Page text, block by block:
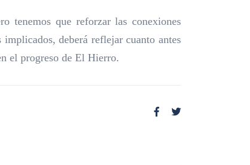
tenemos que reforzar las conexiones
deberá reflejar cuanto antes
el progreso de El Hierro.